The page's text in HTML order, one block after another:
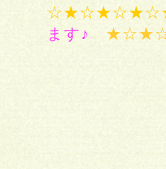
ます♪